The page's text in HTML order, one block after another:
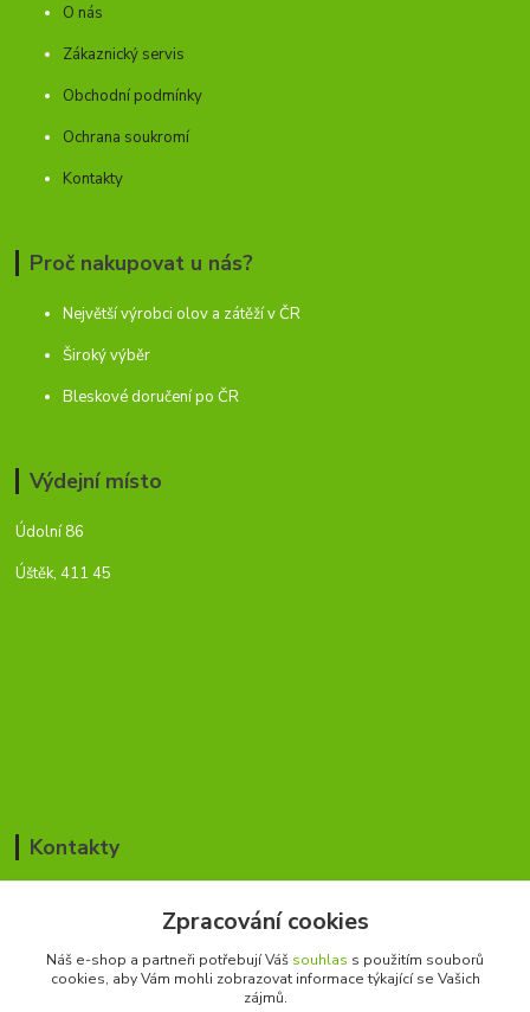
O nás
Zákaznický servis
Obchodní podmínky
Ochrana soukromí
Kontakty
Proč nakupovat u nás?
Největší výrobci olov a zátěží v ČR
Široký výběr
Bleskové doručení po ČR
Výdejní místo
Údolní 86
Úštěk, 411 45
Kontakty
+420 776 168 366
cesky-rybar@seznam.cz
Zpracování cookies
Náš e-shop a partneři potřebují Váš souhlas s použitím souborů
cookies, aby Vám mohli zobrazovat informace týkající se Vašich
zájmů.